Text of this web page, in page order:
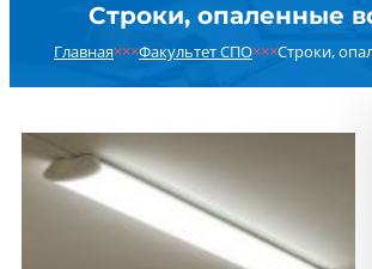
СТУДЕНТУ
ДОПОБРАЗОВАНИЕ
НОВОСТИ
КОНТАКТЫ
РЕЗУЛЬТАТ ПОИСКА:
Строки, опаленные
Главная×××Факультет СПО×××Строки,